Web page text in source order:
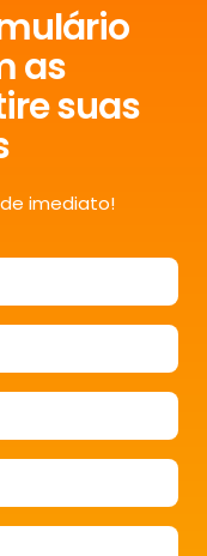
as
suas
imediato!